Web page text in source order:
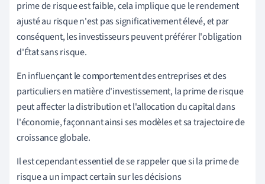
prime de risque est faible, cela implique que le rendement
ajusté au risque n'est pas significativement élevé, et par
conséquent, les investisseurs peuvent préférer l'obligation
d'État sans risque.
En influençant le comportement des entreprises et des
particuliers en matière d'investissement, la prime de risque
peut affecter la distribution et l'allocation du capital dans
l'économie, façonnant ainsi ses modèles et sa trajectoire de
croissance globale.
Il est cependant essentiel de se rappeler que si la prime de
risque a un impact certain sur les décisions